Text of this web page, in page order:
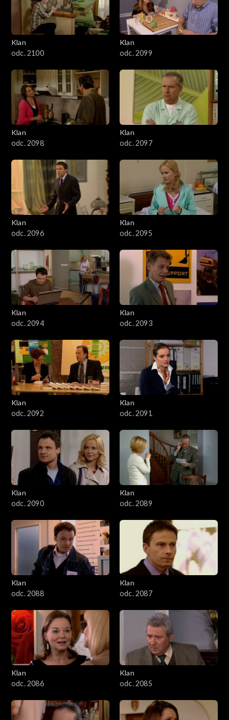
4501–4600
4401–4500
4301–4400
4201–4300
4101–4200
3901–4000
3801–3900
3701–3800
3601–3700
3501–3600
3401–3500
3201–3300
3101–3200
3001–3100
2901–3000
2801–2900
2701–2800
2501–2600
2401–2500
2301–2400
2201–2300
2101–2200
2001–2100
1901–2000
1801–1900
Klan
odc. 2100
Klan
odc. 2099
Klan
odc. 2098
Klan
odc. 2097
Klan
odc. 2096
Klan
odc. 2095
Klan
odc. 2094
Klan
odc. 2093
Klan
odc. 2092
Klan
odc. 2091
Klan
odc. 2090
Klan
odc. 2089
Klan
odc. 2088
Klan
odc. 2087
Klan
odc. 2086
Klan
odc. 2085